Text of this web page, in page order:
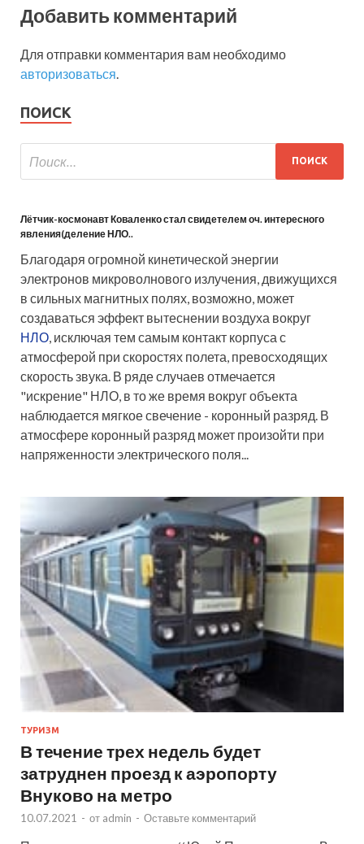
Добавить комментарий
Для отправки комментария вам необходимо
авторизоваться
ПОИСК
Лётчик-космонавт Коваленко стал свидетелем оч. интересного
явления(деление НЛО..
Благодаря огромной кинетической энергии
электронов микроволнового излучения, движущихся
в сильных магнитных полях, возможно, может
создаваться эффект вытеснении воздуха вокруг
НЛО , исключая тем самым контакт корпуса с
атмосферой при скоростях полета, превосходящих
скорость звука. В ряде случаев отмечается
"искрение" НЛО, в то же время вокруг объекта
наблюдается мягкое свечение - коронный разряд. В
атмосфере коронный разряд может произойти при
напряженности электрического поля...
ТУРИЗМ
В течение трех недель будет
затруднен проезд к аэропорту
Внуково на метро
10.07.2021 - от admin - Оставьте комментарий